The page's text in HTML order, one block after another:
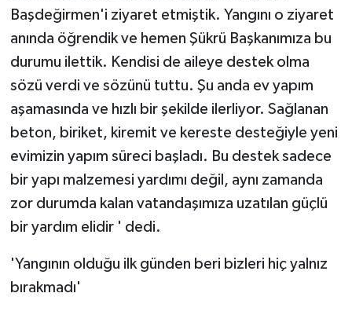
Başdeğirmen'i ziyaret etmiştik. Yangını o ziyaret
anında öğrendik ve hemen Şükrü Başkanımıza bu
durumu ilettik. Kendisi de aileye destek olma
sözü verdi ve sözünü tuttu. Şu anda ev yapım
aşamasında ve hızlı bir şekilde ilerliyor. Sağlanan
beton, biriket, kiremit ve kereste desteğiyle yeni
evimizin yapım süreci başladı. Bu destek sadece
bir yapı malzemesi yardımı değil, aynı zamanda
zor durumda kalan vatandaşımıza uzatılan güçlü
bir yardım elidir ' dedi.
'Yangının olduğu ilk günden beri bizleri hiç yalnız
bırakmadı'